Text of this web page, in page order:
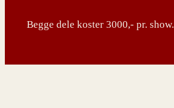
Begge dele koster 3000,- pr. show.